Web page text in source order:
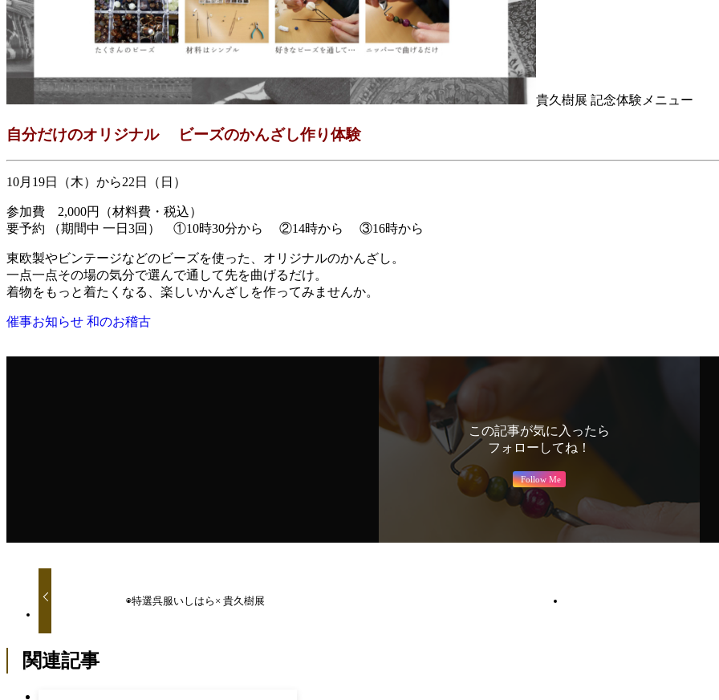
貴久樹展 記念体験メニュー
自分だけのオリジナル ビーズのかんざし作り体験
10月19日（木）から22日（日）
参加費 2,000円（材料費・税込）
要予約 （期間中 一日3回） ①10時30分から ②14時から ③16時から
東欧製やビンテージなどのビーズを使った、オリジナルのかんざし。
一点一点その場の気分で選んで通して先を曲げるだけ。
着物をもっと着たくなる、楽しいかんざしを作ってみませんか。
催事お知らせ 和のお稽古
この記事が気に入ったら
フォローしてね！
Follow Me
◉特選呉服いしはら× 貴久樹展
関連記事